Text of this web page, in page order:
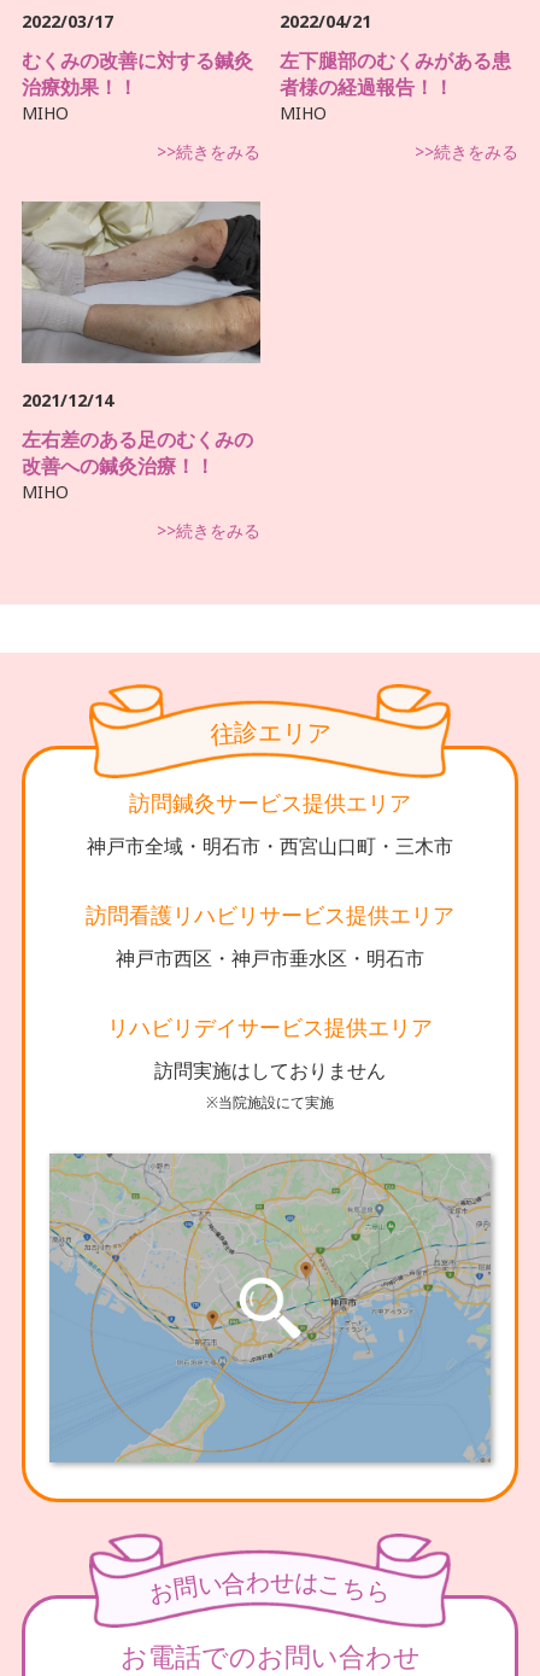
2022/03/17
むくみの改善に対する鍼灸
治療効果！！
MIHO
>>続きをみる
2022/04/21
左下腿部のむくみがある患
者様の経過報告！！
MIHO
>>続きをみる
2021/12/14
左右差のある足のむくみの
改善への鍼灸治療！！
MIHO
>>続きをみる
往診エ リ ア
訪問鍼灸サービス提供エリア
神戸市全域・明石市・西宮山口町・三木市
訪問看護リハビリサービス提供エリア
神戸市西区・神戸市垂水区・明石市
リハビリデイサービス提供エリア
訪問実施はしておりません
※当院施設にて実施
お問い合わせはこ ち ら
お電話でのお問い合わせ